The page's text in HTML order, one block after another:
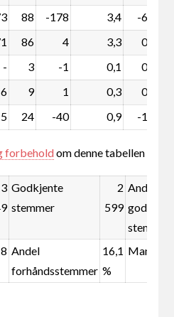
88 -178 3,4 -6,8
86 4 3,3 0,2
- 3 -1 0,1 0,0
6 9 1 0,3 0,0
24 -40 0,9 -1,5
forbeholdom denne tabellen
3 Godkjente
stemmer
2
599
Andel
stemmer
Andel
forhåndsstemmer
16,1
%